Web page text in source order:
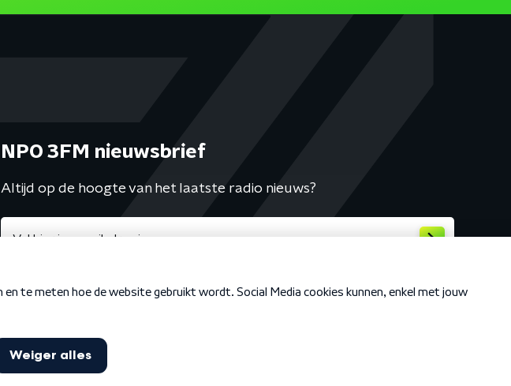
NPO 3FM nieuwsbrief
Altijd op de hoogte van het laatste radio nieuws?